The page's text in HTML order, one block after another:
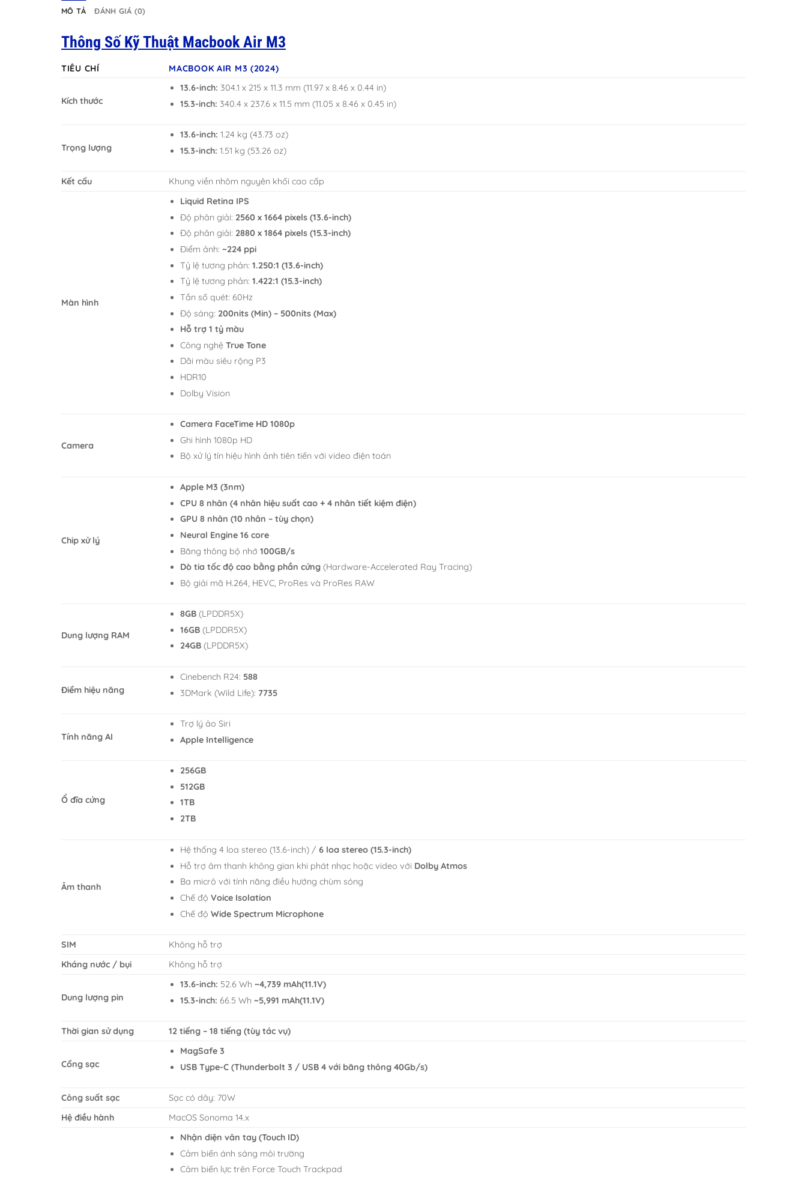
MÔ TẢ ĐÁNH GIÁ (0)
Thông Số Kỹ Thuật Macbook Air M3
TIÊU CHÍ MACBOOK AIR M3 (2024)
Kích thước
13.6-inch: 304.1 x 215 x 11.3 mm (11.97 x 8.46 x 0.44 in)
15.3-inch: 340.4 x 237.6 x 11.5 mm (11.05 x 8.46 x 0.45 in)
Trọng lượng
13.6-inch: 1.24 kg (43.73 oz)
15.3-inch: 1.51 kg (53.26 oz)
Kết cấu Khung viền nhôm nguyên khối cao cấp
Màn hình
Liquid Retina IPS
Độ phân giải: 2560 x 1664 pixels (13.6-inch)
Độ phân giải: 2880 x 1864 pixels (15.3-inch)
Điểm ảnh: ~224 ppi
Tỷ lệ tương phản: 1.250:1 (13.6-inch)
Tỷ lệ tương phản: 1.422:1 (15.3-inch)
Tần số quét: 60Hz
Độ sáng: 200nits (Min) – 500nits (Max)
Hỗ trợ 1 tỷ màu
Công nghệ True Tone
Dãi màu siêu rộng P3
HDR10
Dolby Vision
Camera
Camera FaceTime HD 1080p
Ghi hình 1080p HD
Bộ xử lý tín hiệu hình ảnh tiên tiến với video điện toán
Chip xử lý
Apple M3 (3nm)
CPU 8 nhân (4 nhân hiệu suất cao + 4 nhân tiết kiệm điện)
GPU 8 nhân (10 nhân – tùy chọn)
Neural Engine 16 core
Băng thông bộ nhớ 100GB/s
Dò tia tốc độ cao bằng phần cứng(Hardware-Accelerated Ray Tracing)
Bộ giải mã H.264, HEVC, ProRes và ProRes RAW
Dung lượng RAM
8GB (LPDDR5X)
16GB (LPDDR5X)
24GB(LPDDR5X)
Điểm hiệu năng
Cinebench R24: 588
3DMark (Wild Life): 7735
Tính năng AI
Trợ lý ảo Siri
Apple Intelligence
Ổ đĩa cứng
256GB
512GB
1TB
2TB
Âm thanh
Hệ thống 4 loa stereo (13.6-inch) / 6 loa stereo (15.3-inch)
Hỗ trợ âm thanh không gian khi phát nhạc hoặc video với Dolby Atmos
Ba micrô với tính năng điều hướng chùm sóng
Chế độ Voice Isolation
Chế độ Wide Spectrum Microphone
SIM
Không hỗ trợ
Kháng nước / bụi
Không hỗ trợ
Dung lượng pin
13.6-inch: 52.6 Wh ~4,739 mAh(11.1V)
15.3-inch: 66.5 Wh ~5,991 mAh(11.1V)
Thời gian sử dụng 12 tiếng – 18 tiếng (tùy tác vụ)
Cổng sạc
MagSafe 3
USB Type-C (Thunderbolt 3 / USB 4 với băng thông 40Gb/s)
Công suất sạc
Sạc có dây: 70W
Hệ điều hành
MacOS Sonoma 14.x
Nhận diện vân tay (Touch ID)
Cảm biến ánh sáng môi trường
Cảm biến lực trên Force Touch Trackpad